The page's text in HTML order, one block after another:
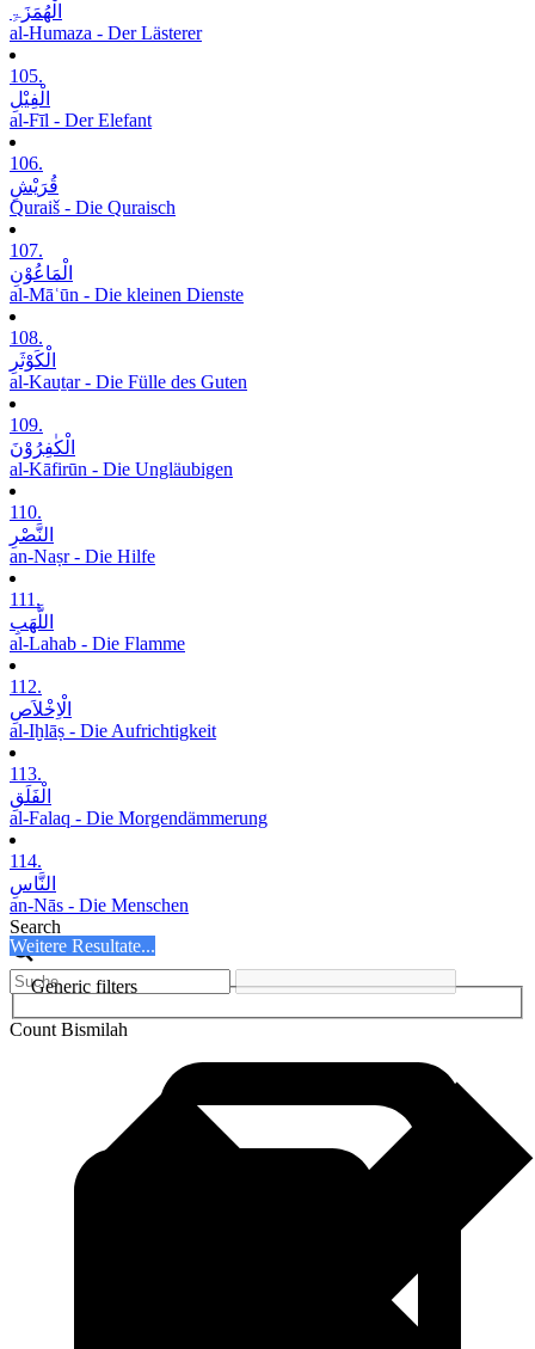
الْھُمَزَۃِ
al-Humaza - Der Lästerer
105.
الْفِیْلِ
al-Fīl - Der Elefant
106.
قُرَیْشٍ
Quraiš - Die Quraisch
107.
الْمَاعُوْنِ
al-Māʿūn - Die kleinen Dienste
108.
الْکَوْثَرِ
al-Kauṯar - Die Fülle des Guten
109.
الْکٰفِرُوْنَ
al-Kāfirūn - Die Ungläubigen
110.
النَّصْرِ
an-Naṣr - Die Hilfe
111.
اللَّھَبِ
al-Lahab - Die Flamme
112.
الْاِخْلاَصِ
al-Iḫlāṣ - Die Aufrichtigkeit
113.
الْفَلَقِ
al-Falaq - Die Morgendämmerung
114.
النَّاسِ
an-Nās - Die Menschen
Search
Weitere Resultate...
Generic filters
Count Bismilah